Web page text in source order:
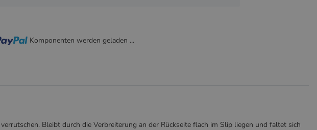
Komponenten werden geladen ...
Bleibt durch die Verbreiterung an der Rückseite flach im Slip liegen und faltet sich